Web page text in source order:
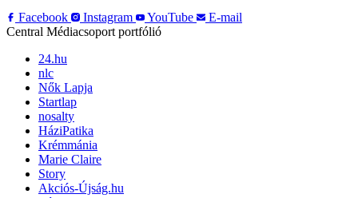
Facebook
Instagram YouTube
E-mail
Central Médiacsoport portfólió
24.hu
nlc
Nők Lapja
Startlap
nosalty
HáziPatika
Krémmánia
Marie Claire
Story
Akciós-Újság.hu